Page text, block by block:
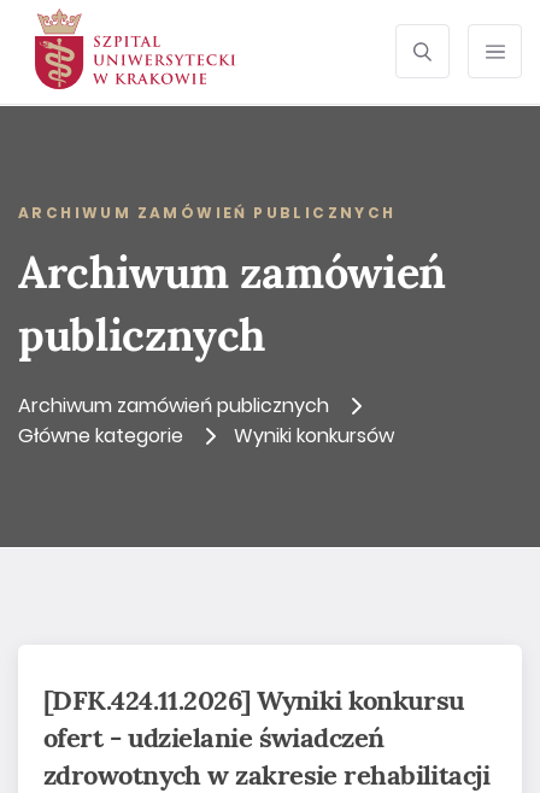
Otwórz
SEARCH
ARCHIWUM ZAMÓWIEŃ PUBLICZNYCH
Archiwum zamówień
publicznych
Archiwum zamówień publicznych
Główne kategorie
Wyniki konkursów
[DFK.424.11.2026] Wyniki konkursu
ofert - udzielanie świadczeń
zdrowotnych w zakresie rehabilitacji